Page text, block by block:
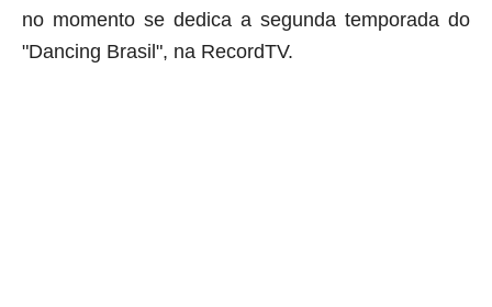
no momento se dedica a segunda temporada do
"Dancing Brasil", na RecordTV.